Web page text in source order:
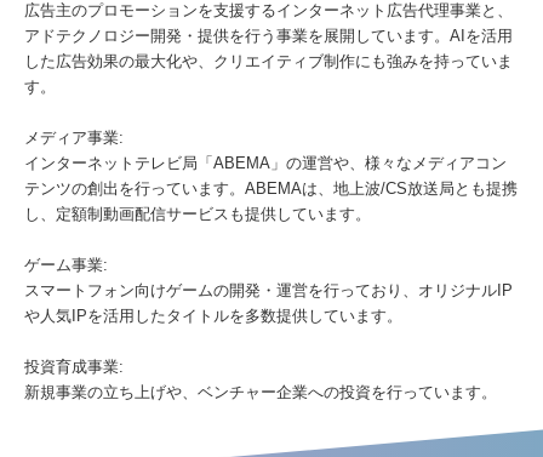
広告主のプロモーションを支援するインターネット広告代理事業と、
アドテクノロジー開発・提供を行う事業を展開しています。AIを活用
した広告効果の最大化や、クリエイティブ制作にも強みを持っていま
す。
メディア事業:
インターネットテレビ局「ABEMA」の運営や、様々なメディアコン
テンツの創出を行っています。ABEMAは、地上波/CS放送局とも提携
し、定額制動画配信サービスも提供しています。
ゲーム事業:
スマートフォン向けゲームの開発・運営を行っており、オリジナルIP
や人気IPを活用したタイトルを多数提供しています。
投資育成事業:
新規事業の立ち上げや、ベンチャー企業への投資を行っています。